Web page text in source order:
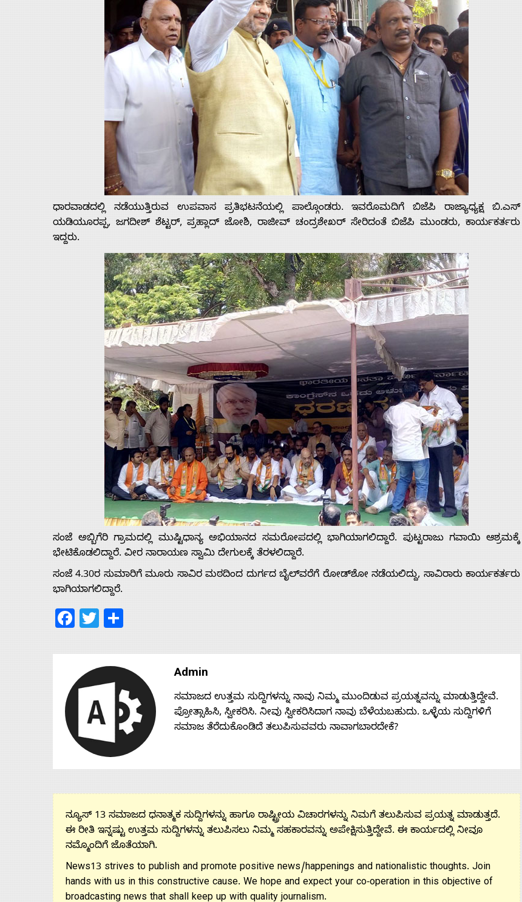
ಧಾರವಾಡದಲ್ಲಿ ನಡೆಯುತ್ತಿರುವ ಉಪವಾಸ ಪ್ರತಿಭಟನೆಯಲ್ಲಿ ಪಾಲ್ಗೊಂಡರು. ಇವರೊಮದಿಗೆ ಬಿಜೆಪಿ ರಾಜ್ಯಾಧ್ಯಕ್ಷ ಬಿ.ಎಸ್
ಯಡಿಯೂರಪ್ಪ, ಜಗದೀಶ್ ಶೆಟ್ಟರ್, ಪ್ರಹ್ಲಾದ್ ಜೋಶಿ, ರಾಜೀವ್ ಚಂದ್ರಶೇಖರ್ ಸೇರಿದಂತೆ ಬಿಜೆಪಿ ಮುಂಡರು, ಕಾರ್ಯಕರ್ತರು
ಇದ್ದರು.
ಸಂಜೆ ಅಬ್ಬಿಗೆರಿ ಗ್ರಾಮದಲ್ಲಿ ಮುಷ್ಟಿಧಾನ್ಯ ಅಭಿಯಾನದ ಸಮರೋಪದಲ್ಲಿ ಭಾಗಿಯಾಗಲಿದ್ದಾರೆ. ಪುಟ್ಟರಾಜು ಗವಾಯಿ ಆಶ್ರಮಕ್ಕೆ
ಭೇಟಿಕೊಡಲಿದ್ದಾರೆ. ವೀರ ನಾರಾಯಣ ಸ್ವಾಮಿ ದೇಗುಲಕ್ಕೆ ತೆರಳಲಿದ್ದಾರೆ.
ಸಂಜೆ 4.30ರ ಸುಮಾರಿಗೆ ಮೂರು ಸಾವಿರ ಮಠದಿಂದ ದುರ್ಗದ ಬೈಲ್‌ವರೆಗೆ ರೋಡ್‌ಶೋ ನಡೆಯಲಿದ್ದು, ಸಾವಿರಾರು ಕಾರ್ಯಕರ್ತರು
ಭಾಗಿಯಾಗಲಿದ್ದಾರೆ.
Facebook
Twitter
Admin
ಸಮಾಜದ ಉತ್ತಮ ಸುದ್ದಿಗಳನ್ನು ನಾವು ನಿಮ್ಮ ಮುಂದಿಡುವ ಪ್ರಯತ್ನವನ್ನು ಮಾಡುತ್ತಿದ್ದೇವೆ.
ಪ್ರೋತ್ಸಾಹಿಸಿ, ಸ್ವೀಕರಿಸಿ. ನೀವು ಸ್ವೀಕರಿಸಿದಾಗ ನಾವು ಬೆಳೆಯಬಹುದು. ಒಳ್ಳೆಯ ಸುದ್ದಿಗಳಿಗೆ
ಸಮಾಜ ತೆರೆದುಕೊಂಡಿದೆ ತಲುಪಿಸುವವರು ನಾವಾಗಬಾರದೇಕೆ?
ನ್ಯೂಸ್ 13 ಸಮಾಜದ ಧನಾತ್ಮಕ ಸುದ್ದಿಗಳನ್ನು ಹಾಗೂ ರಾಷ್ಟ್ರೀಯ ವಿಚಾರಗಳನ್ನು ನಿಮಗೆ ತಲುಪಿಸುವ ಪ್ರಯತ್ನ ಮಾಡುತ್ತದೆ.
ಈ ರೀತಿ ಇನ್ನಷ್ಟು ಉತ್ತಮ ಸುದ್ದಿಗಳನ್ನು ತಲುಪಿಸಲು ನಿಮ್ಮ ಸಹಕಾರವನ್ನು ಅಪೇಕ್ಷಿಸುತ್ತಿದ್ದೇವೆ. ಈ ಕಾರ್ಯದಲ್ಲಿ ನೀವೂ
ನಮ್ಮೊಂದಿಗೆ ಜೊತೆಯಾಗಿ.
News13 strives to publish and promote positive news/happenings and nationalistic thoughts. Join
hands with us in this constructive cause. We hope and expect your co-operation in this objective of
broadcasting news that shall keep up with quality journalism.